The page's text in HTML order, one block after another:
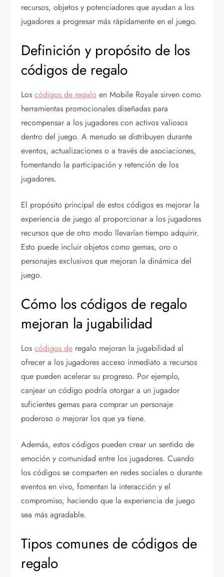
recursos, objetos y potenciadores que ayudan a los
jugadores a progresar más rápidamente en el juego.
Definición y propósito de los
códigos de regalo
Loscódigos de regalo en Mobile Royale sirven como
herramientas promocionales diseñadas para
recompensar a los jugadores con activos valiosos
dentro del juego. A menudo se distribuyen durante
eventos, actualizaciones o a través de asociaciones,
fomentando la participación y retención de los
jugadores.
El propósito principal de estos códigos es mejorar la
experiencia de juego al proporcionar a los jugadores
recursos que de otro modo llevarían tiempo adquirir.
Esto puede incluir objetos como gemas, oro o
personajes exclusivos que mejoran la dinámica del
juego.
Cómo los códigos de regalo
mejoran la jugabilidad
Loscódigos de regalo mejoran la jugabilidad al
ofrecer a los jugadores acceso inmediato a recursos
que pueden acelerar su progreso. Por ejemplo,
canjear un código podría otorgar a un jugador
suficientes gemas para comprar un personaje
poderoso o mejorar los que ya tiene.
Además, estos códigos pueden crear un sentido de
emoción y comunidad entre los jugadores. Cuando
los códigos se comparten en redes sociales o durante
eventos en vivo, fomentan la interacción y el
compromiso, haciendo que la experiencia de juego
sea más agradable.
Tipos comunes de códigos de
regalo